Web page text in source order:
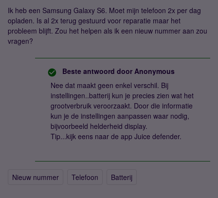
Ik heb een Samsung Galaxy S6. Moet mijn telefoon 2x per dag
opladen. Is al 2x terug gestuurd voor reparatie maar het
probleem blijft. Zou het helpen als ik een nieuw nummer aan zou
vragen?
Beste antwoord door Anonymous
Nee dat maakt geen enkel verschil. Bij
instellingen..batterij kun je precies zien wat het
grootverbruik veroorzaakt. Door die informatie
kun je de instellingen aanpassen waar nodig,
bijvoorbeeld helderheid display.
Tip...kijk eens naar de app Juice defender.
Nieuw nummer Telefoon Batterij